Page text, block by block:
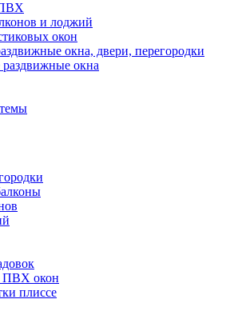
и лоджий
окон
окна, двери, перегородки
окна
ПВХ окон
плиссе